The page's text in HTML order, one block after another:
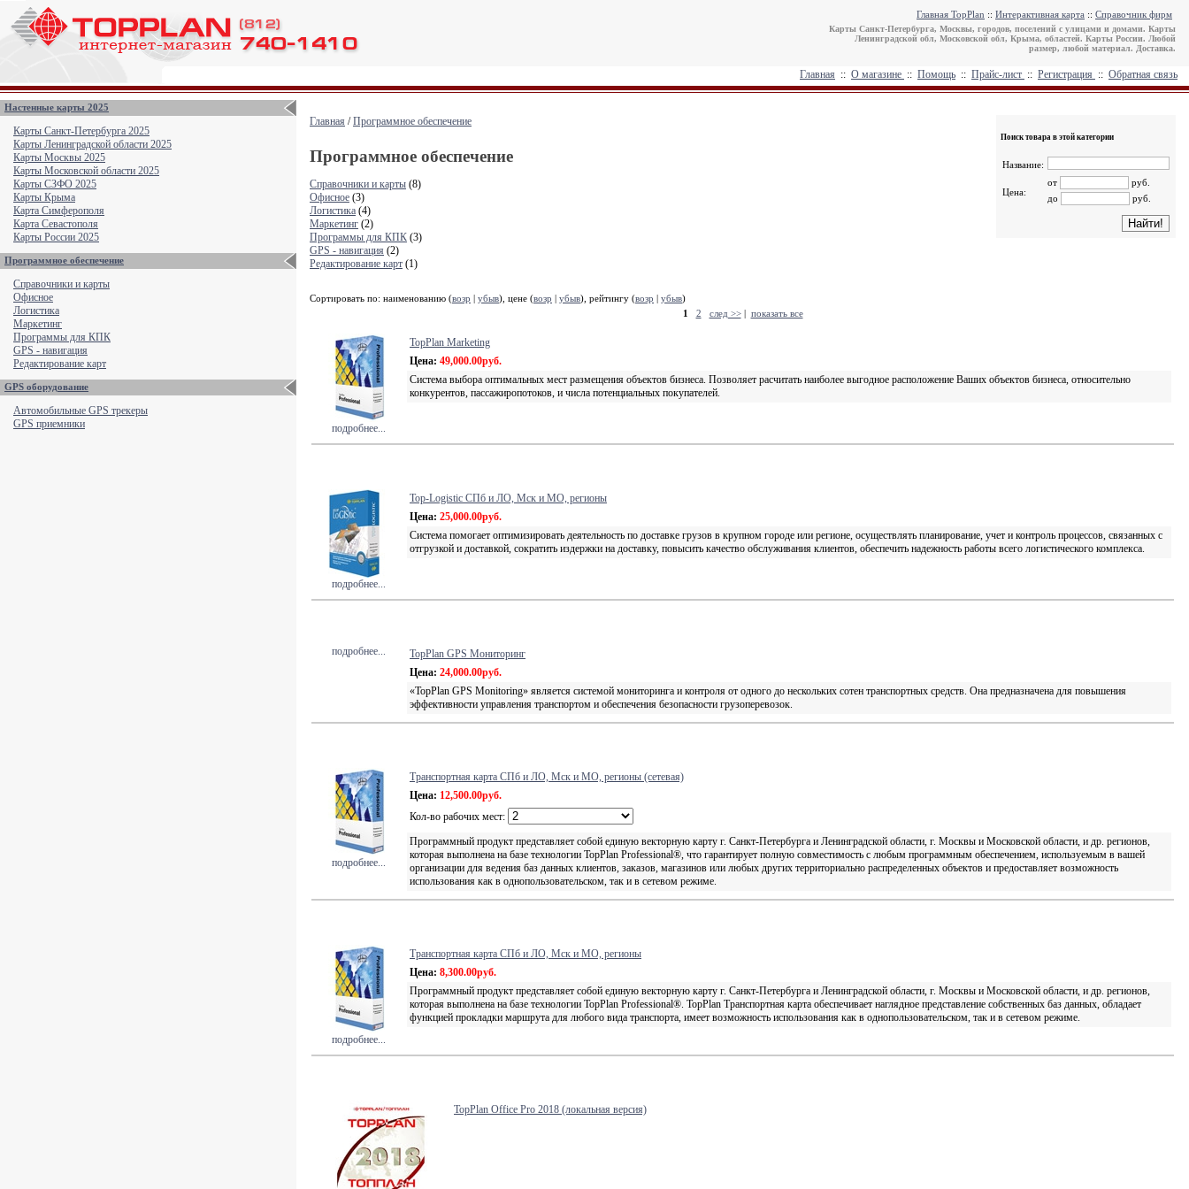
Главная TopPlan :: Интерактивная карта :: Справочник фирм
Карты Санкт-Петербурга, Москвы, городов, поселений с улицами и домами. Карты
Ленинградской обл, Московской обл, Крыма, областей. Карты России. Любой
размер, любой материал. Доставка.
Главная :: О магазине :: Помощь :: Прайс-лист :: Регистрация :: Обратная связь
Настенные карты 2025
Карты Санкт-Петербурга 2025
Карты Ленинградской области 2025
Карты Москвы 2025
Карты Московской области 2025
Карты СЗФО 2025
Карты Крыма
Карта Симферополя
Карта Севастополя
Карты России 2025
Программное обеспечение
Справочники и карты
Офисное
Логистика
Маркетинг
Программы для КПК
GPS - навигация
Редактирование карт
GPS оборудование
Автомобильные GPS трекеры
GPS приемники
Главная /Программное обеспечение
Поиск товара в этой категории
Название:
Цена:
от
руб.
до
руб.
Программное обеспечение
Справочники и карты (8)
Офисное (3)
Логистика (4)
Маркетинг (2)
Программы для КПК (3)
GPS - навигация (2)
Редактирование карт (1)
Сортировать по: наименованию (возр | убыв), цене (возр | убыв), рейтингу (возр | убыв)
1
2 след >>| показать все
подробнее...
TopPlan Marketing
Цена: 49,000.00руб.
Система выбора оптимальных мест размещения объектов бизнеса. Позволяет расчитать наиболее выгодное расположение Ваших объектов бизнеса, относительно
конкурентов, пассажиропотоков, и числа потенциальных покупателей.
подробнее...
Top-Logistic СПб и ЛО, Мск и МО, регионы
Цена: 25,000.00руб.
Система помогает оптимизировать деятельность по доставке грузов в крупном городе или регионе, осуществлять планирование, учет и контроль процессов, связанных с
отгрузкой и доставкой, сократить издержки на доставку, повысить качество обслуживания клиентов, обеспечить надежность работы всего логистического комплекса.
подробнее...
TopPlan GPS Мониторинг
Цена: 24,000.00руб.
«TopPlan GPS Monitoring» является системой мониторинга и контроля от одного до нескольких сотен транспортных средств. Она предназначена для повышения
эффективности управления транспортом и обеспечения безопасности грузоперевозок.
подробнее...
Транспортная карта СПб и ЛО, Мск и МО, регионы (сетевая)
Цена: 12,500.00руб.
Кол-во рабочих мест:
Программный продукт представляет собой единую векторную карту г. Санкт-Петербурга и Ленинградской области, г. Москвы и Московской области, и др. регионов,
которая выполнена на базе технологии TopPlan Professional®, что гарантирует полную совместимость с любым программным обеспечением, используемым в вашей
организации для ведения баз данных клиентов, заказов, магазинов или любых других территориально распределенных объектов и предоставляет возможность
использования как в однопользовательском, так и в сетевом режиме.
подробнее...
Транспортная карта СПб и ЛО, Мск и МО, регионы
Цена: 8,300.00руб.
Программный продукт представляет собой единую векторную карту г. Санкт-Петербурга и Ленинградской области, г. Москвы и Московской области, и др. регионов,
которая выполнена на базе технологии TopPlan Professional®. TopPlan Транспортная карта обеспечивает наглядное представление собственных баз данных, обладает
функцией прокладки маршрута для любого вида транспорта, имеет возможность использования как в однопользовательском, так и в сетевом режиме.
TopPlan Office Pro 2018 (локальная версия)